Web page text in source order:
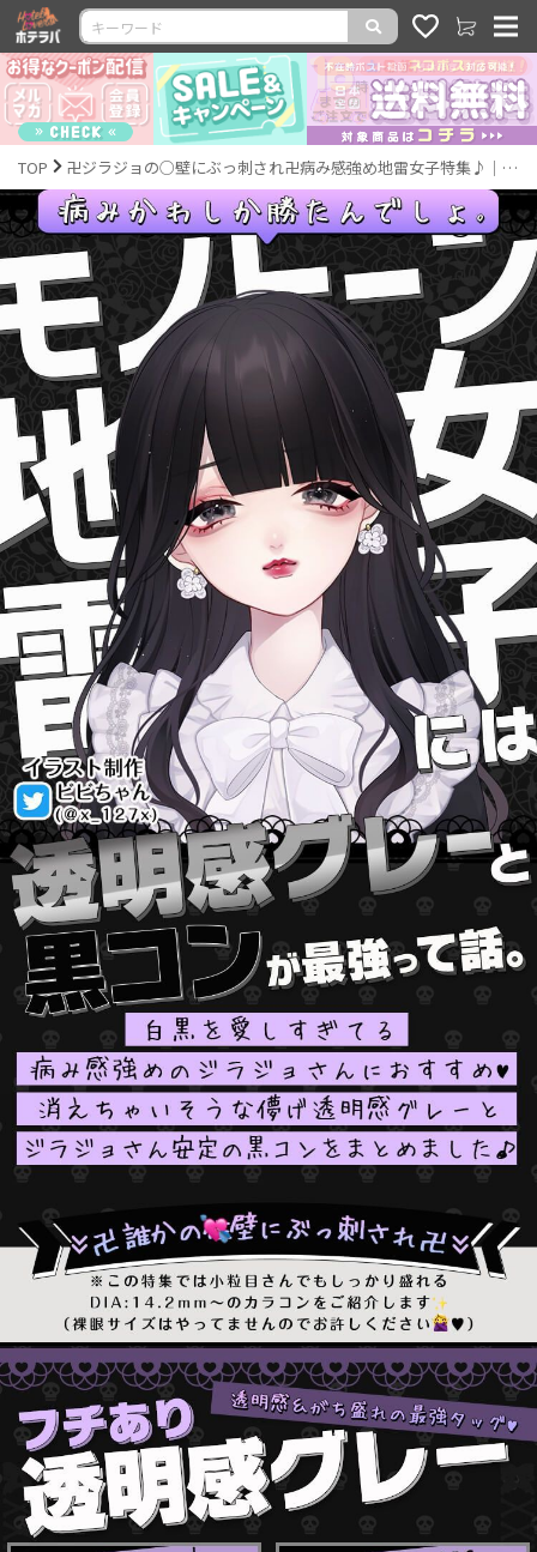
TOP 卍ジラジョの○壁にぶっ刺され卍病み感強め地雷女子特集♪｜激安カラコン通販ホテラバ